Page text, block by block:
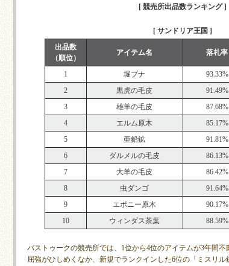
[ 競売所出品数ランキング ]
[ サンドリア王国 ]
出品数
（順位）
アイテム名 落札率
1 堀ブナ 93.33%
2
黒虎の毛皮 91.49%
3
雄羊の毛皮 87.68%
4
エルム原木 85.17%
5
亜鉛鉱 91.81%
6
ダルメルの毛皮 86.13%
7
大羊の毛皮 86.42%
8
虫ダンゴ 91.64%
9
エボニー原木 90.17%
10
ウィンダス茶葉 88.59%
バストゥークの競売所では、1位から4位のアイテムが3年間
屈強がひしめくなか、新規でランクインした6位の「ミスリル